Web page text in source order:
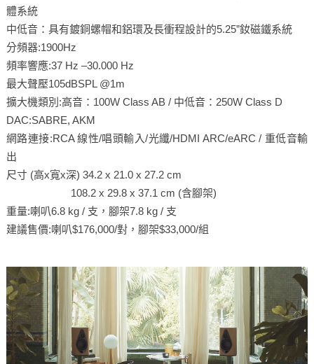
體系統
中低音：具有鍍銅螺帽和鋁環及長衝程設計的5.25”釹磁鐵系統
分頻器:1900Hz
頻率響應:37 Hz –30.000 Hz
最大聲壓105dBSPL @1m
擴大機類別:高音：100W Class AB / 中低音：250W Class D
DAC:SABRE, AKM
網路連接:RCA 線性/唱頭輸入/光纖/HDMI ARC/eARC / 重低音輸
出
尺寸 (高x寬x深) 34.2 x 21.0 x 27.2 cm
108.2 x 29.8 x 37.1 cm (含腳架)
重量:喇叭6.8 kg / 支，腳架7.8 kg / 支
建議售價:喇叭$176,000/對，腳架$33,000/組